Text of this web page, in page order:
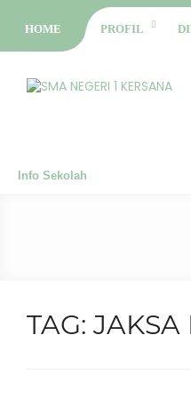
HOME PROFIL
Info Sekolah
TAG: JAKSA